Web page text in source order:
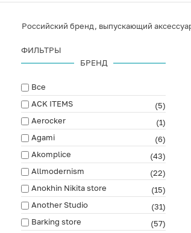
Российский бренд, выпускающий
ФИЛЬТРЫ
БРЕНД
Все
ACK ITEMS
(5)
Aerocker
(1)
Agami
(6)
Akomplice
(43)
Allmodernism
(22)
Anokhin Nikita store
(15)
Another Studio
(31)
Barking store
(57)